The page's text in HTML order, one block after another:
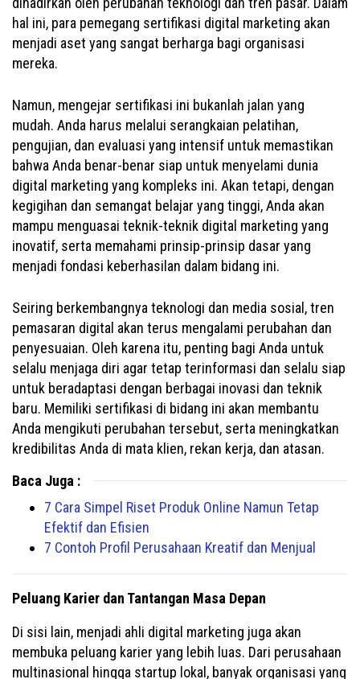
hal ini, para pemegang sertifikasi digital marketing akan
menjadi aset yang sangat berharga bagi organisasi
mereka.
Namun, mengejar sertifikasi ini bukanlah jalan yang
mudah. Anda harus melalui serangkaian pelatihan,
pengujian, dan evaluasi yang intensif untuk memastikan
bahwa Anda benar-benar siap untuk menyelami dunia
digital marketing yang kompleks ini. Akan tetapi, dengan
kegigihan dan semangat belajar yang tinggi, Anda akan
mampu menguasai teknik-teknik digital marketing yang
inovatif, serta memahami prinsip-prinsip dasar yang
menjadi fondasi keberhasilan dalam bidang ini.
Seiring berkembangnya teknologi dan media sosial, tren
pemasaran digital akan terus mengalami perubahan dan
penyesuaian. Oleh karena itu, penting bagi Anda untuk
selalu menjaga diri agar tetap terinformasi dan selalu siap
untuk beradaptasi dengan berbagai inovasi dan teknik
baru. Memiliki sertifikasi di bidang ini akan membantu
Anda mengikuti perubahan tersebut, serta meningkatkan
kredibilitas Anda di mata klien, rekan kerja, dan atasan.
Baca Juga :
7 Cara Simpel Riset Produk Online Namun Tetap
Efektif dan Efisien
7 Contoh Profil Perusahaan Kreatif dan Menjual
Peluang Karier dan Tantangan Masa Depan
Di sisi lain, menjadi ahli digital marketing juga akan
membuka peluang karier yang lebih luas. Dari perusahaan
multinasional hingga startup lokal, banyak organisasi yang